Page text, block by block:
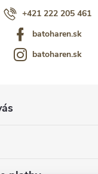
+421 222 205 461
batoharen.sk
batoharen.sk